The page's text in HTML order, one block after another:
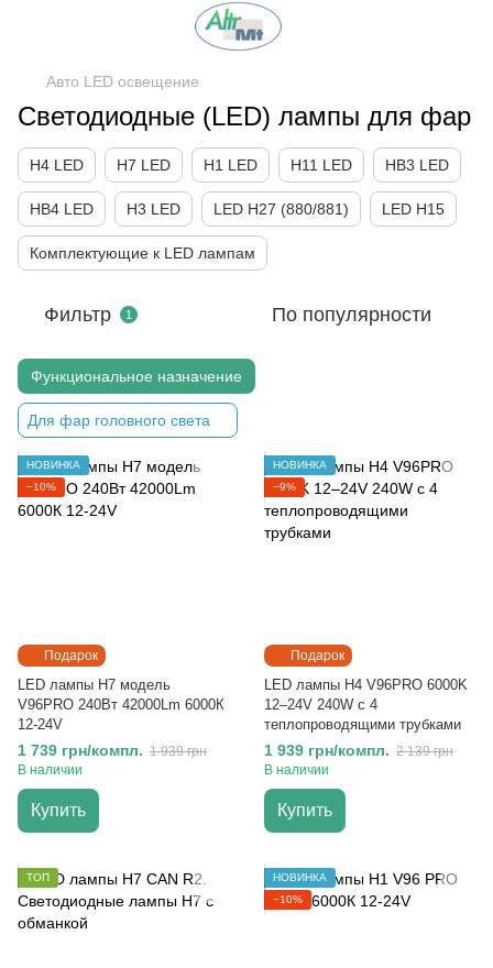
Авто LED освещение
Светодиодные (LED) лампы для фар
H4 LED H7 LED H1 LED H11 LED HB3 LED
HB4 LED H3 LED LED H27 (880/881) LED H15
Комплектующие к LED лампам
Фильтр 1 По популярности
Функциональное назначение
Для фар головного света
Подарок
НОВИНКА
−10%
LED лампы H7 модель
V96PRO 240Вт 42000Lm 6000К
12-24V
1 739 грн/компл. 1 939 грн
В наличии
Купить
Подарок
НОВИНКА
−9%
LED лампы H4 V96PRO 6000K
12–24V 240W с 4
теплопроводящими трубками
1 939 грн/компл. 2 139 грн
В наличии
Купить
ТОП
НОВИНКА
−10%